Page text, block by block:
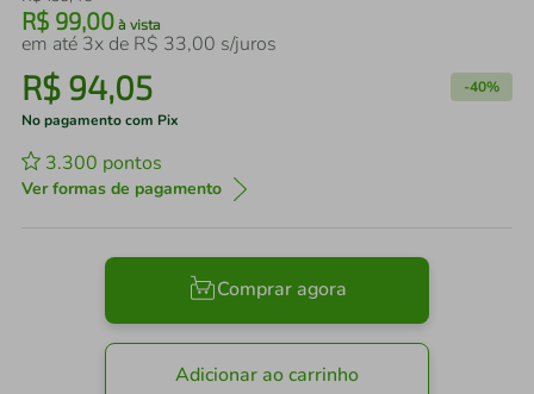
R$ 99,00 à vista
em até 3x de R$ 33,00 s/juros
R$ 94,05 -40%
No pagamento com Pix
3.300 pontos
Ver formas de pagamento
Comprar agora
Adicionar ao carrinho